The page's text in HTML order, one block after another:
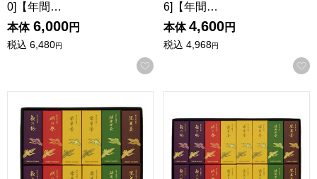
0]【年間…
本体 6,000円
税込 6,480円
お気に入りに登録する
6]【年間…
本体 4,600円
税込 4,968円